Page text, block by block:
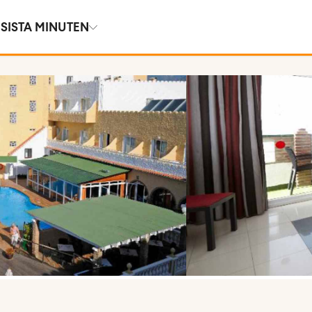
SISTA MINUTEN